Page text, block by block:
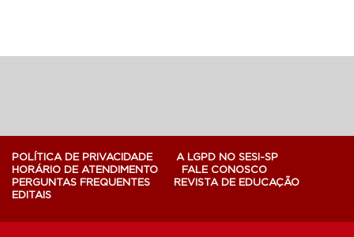
POLÍTICA DE PRIVACIDADE
A LGPD NO SESI-SP
HORÁRIO DE ATENDIMENTO
FALE CONOSCO
PERGUNTAS FREQUENTES
REVISTA DE EDUCAÇÃO
EDITAIS